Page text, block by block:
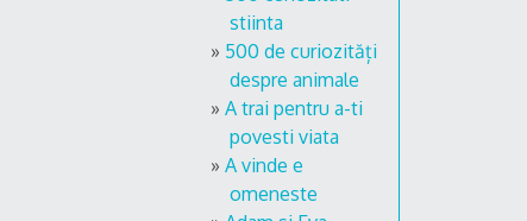
stiinta
500 de curiozități
despre animale
A trai pentru a-ti
povesti viata
A vinde e
omeneste